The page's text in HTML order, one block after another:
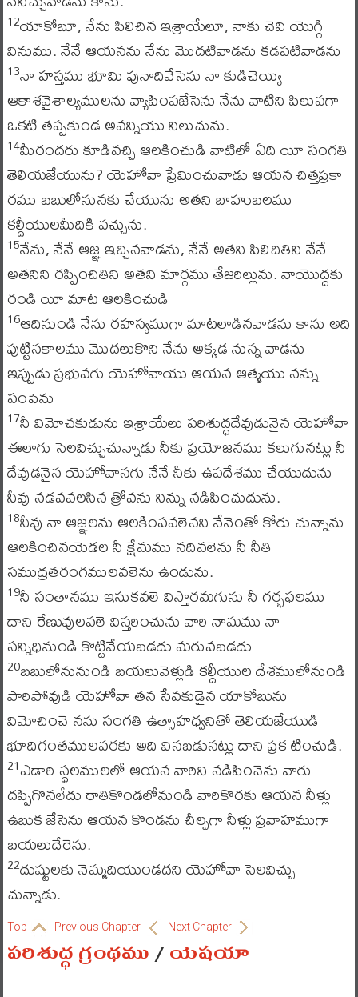
12యాకోబూ, నేను పిలిచిన ఇశ్రాయేలూ, నాకు చెవి యొగ్గి
వినుము. నేనే ఆయనను నేను మొదటివాడను కడపటివాడను
13నా హస్తము భూమి పునాదివేసెను నా కుడిచెయ్యి
ఆకాశవైశాల్యములను వ్యాపింపజేసెను నేను వాటిని పిలువగా
ఒకటి తప్పకుండ అవన్నియు నిలుచును.
14మీరందరు కూడివచ్చి ఆలకించుడి వాటిలో ఏది యీ సంగతి
తెలియజేయును? యెహోవా ప్రేమించువాడు ఆయన చిత్తప్రకా
రము బబులోనునకు చేయును అతని బాహుబలము
కల్దీయులమీదికి వచ్చును.
15నేను, నేనే ఆజ్ఞ ఇచ్చినవాడను, నేనే అతని పిలిచితిని నేనే
అతనిని రప్పించితిని అతని మార్గము తేజరిల్లును. నాయొద్దకు
రండి యీ మాట ఆలకించుడి
16ఆదినుండి నేను రహస్యముగా మాటలాడినవాడను కాను అది
పుట్టినకాలము మొదలుకొని నేను అక్కడ నున్న వాడను
ఇప్పుడు ప్రభువగు యెహోవాయు ఆయన ఆత్మయు నన్ను
పంపెను
17నీ విమోచకుడును ఇశ్రాయేలు పరిశుద్ధదేవుడునైన యెహోవా
ఈలాగు సెలవిచ్చుచున్నాడు నీకు ప్రయోజనము కలుగునట్లు నీ
దేవుడనైన యెహోవానగు నేనే నీకు ఉపదేశము చేయుదును
నీవు నడవవలసిన త్రోవను నిన్ను నడిపించుదును.
18నీవు నా ఆజ్ఞలను ఆలకింపవలెనని నేనెంతో కోరు చున్నాను
ఆలకించినయెడల నీ క్షేమము నదివలెను నీ నీతి
సముద్రతరంగములవలెను ఉండును.
19నీ సంతానము ఇసుకవలె విస్తారమగును నీ గర్భఫలము
దాని రేణువులవలె విస్తరించును వారి నామము నా
సన్నిధినుండి కొట్టివేయబడదు మరువబడదు
20బబులోనునుండి బయలువెళ్లుడి కల్దీయుల దేశములోనుండి
పారిపోవుడి యెహోవా తన సేవకుడైన యాకోబును
విమోచించె నను సంగతి ఉత్సాహధ్వనితో తెలియజేయుడి
భూదిగంతములవరకు అది వినబడునట్లు దాని ప్రక టించుడి.
21ఎడారి స్థలములలో ఆయన వారిని నడిపించెను వారు
దప్పిగొనలేదు రాతికొండలోనుండి వారికొరకు ఆయన నీళ్లు
ఉబుక జేసెను ఆయన కొండను చీల్చగా నీళ్లు ప్రవాహముగా
బయలుదేరెను.
22దుష్టులకు నెమ్మదియుండదని యెహోవా సెలవిచ్చు
చున్నాడు.
Top Previous Chapter Next Chapter
పరిశుద్ధ గ్రంథము/యెషయా